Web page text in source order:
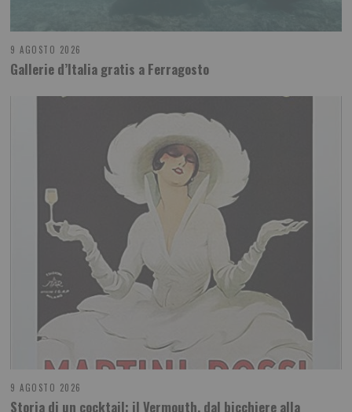
9 AGOSTO 2026
Gallerie d’Italia gratis a Ferragosto
9 AGOSTO 2026
Storia di un cocktail: il Vermouth, dal bicchiere alla